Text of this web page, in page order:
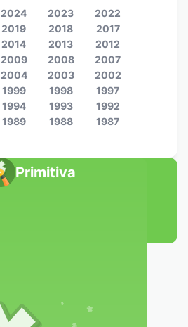
Primitiva
2024 2023
2022
2019 2018
2017
2014 2013
2012
2009 2008
2007
2004 2003
2002
1999 1998
1997
1994 1993
1992
1989 1988
1987